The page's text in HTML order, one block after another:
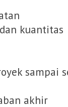
kuantitas
sampai
akhir